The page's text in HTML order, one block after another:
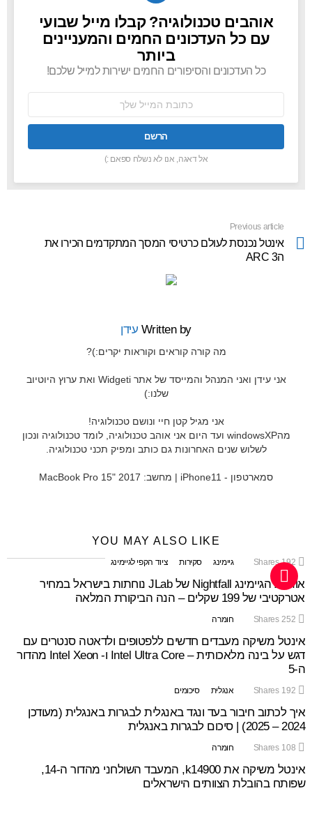
NEWSLETTER
אוהבים טכנולוגיה? קבלו מייל שבועי
עם כל העדכונים החמים והמעניינים
ביותר
כל העדכונים והסיפורים החמים ישירות למייל שלכם!
אל דאגה, אנו לא נשלח ספאם :)
more
Previous article
אינטל נכנסת לעולם כרטיסי המסך המתקדמים הכירו את
הARC 3
Written by עידן
מה קורה קוראים וקוראות יקרים:)?
אני עידן ואני המנהל והמייסד של אתר Widgeti ואת ערוץ היוטיוב
שלנו:)
אני מגיל קטן חיי ונושם טכנולוגיה!
מהwindowsXP ועד היום אני אוהב טכנולוגיה, לומד טכנולוגיה ונכון
לשלוש שנים האחרונות גם כותב ומפיק תכני טכנולוגיה.
סמארטפון - iPhone11 | מחשב: MacBook Pro 15" 2017
YOU MAY ALSO LIKE
192
Shares גיימינג סקירות ציוד הקפי לגיימינג
אוזניות הגיימינג Nightfall של JLab נוחתות בישראל במחיר
אטרקטיבי של 199 שקלים – הנה הביקורת המלאה
252
Shares חומרה
אינטל משיקה מעבדים חדשים ללפטופים ולדאטה סנטרים עם
דגש על בינה מלאכותית – Intel Ultra Core ו- Intel Xeon מהדור
ה-5
192
Shares אנגלית סיכומים
איך לכתוב חיבור בעד ונגד באנגלית לבגרות באנגלית (מעודכן
2024 – 2025) | סיכום לבגרות באנגלית
108
Shares חומרה
אינטל משיקה את k14900, המעבד השולחני מהדור ה-14,
שפותח בהובלת הצוותים הישראלים